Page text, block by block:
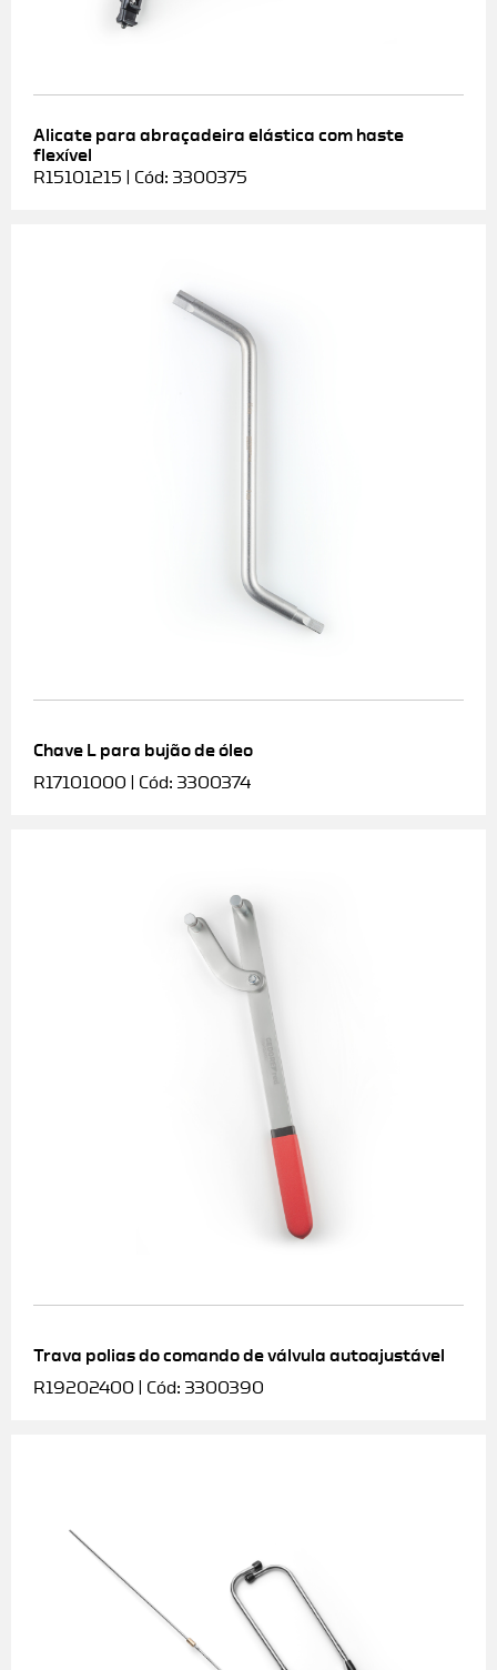
Alicate para abraçadeira elástica com haste
flexível
R15101215 | Cód: 3300375
Chave L para bujão de óleo
R17101000 | Cód: 3300374
Trava polias do comando de válvula autoajustável
R19202400 | Cód: 3300390